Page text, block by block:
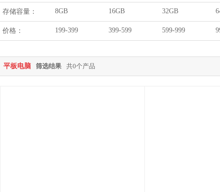
存储容量： 8GB 16GB 32GB
价格： 199-399 399-599 599-999
平板电脑 筛选结果 共0个产品